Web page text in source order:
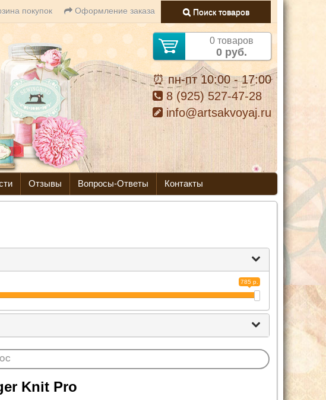
покупок Оформление заказа Поиск товаров
0 товаров
0 руб.
⏰ пн-пт 10:00 - 17:00
8 (925) 527-47-28
info@artsakvoyaj.ru
Отзывы Вопросы-Ответы Контакты
785 р.
Knit Pro